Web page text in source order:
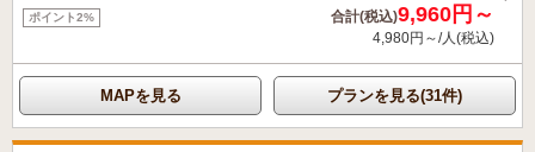
ポイント2% 合計(税込)9,960円～
4,980円～/人(税込)
MAPを見る プランを見る(31件)